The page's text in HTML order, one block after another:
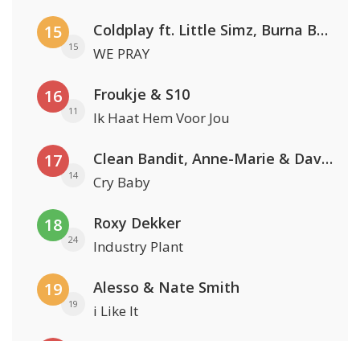
15
15
Coldplay ft. Little Simz, Burna Boy, Elyanna & Tini
WE PRAY
16
11
Froukje & S10
Ik Haat Hem Voor Jou
17
14
Clean Bandit, Anne-Marie & David Guetta
Cry Baby
18
24
Roxy Dekker
Industry Plant
19
19
Alesso & Nate Smith
i Like It